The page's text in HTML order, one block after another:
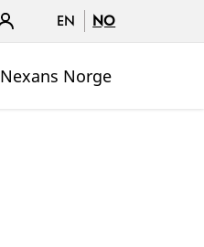
EN NO
Nexans Norge